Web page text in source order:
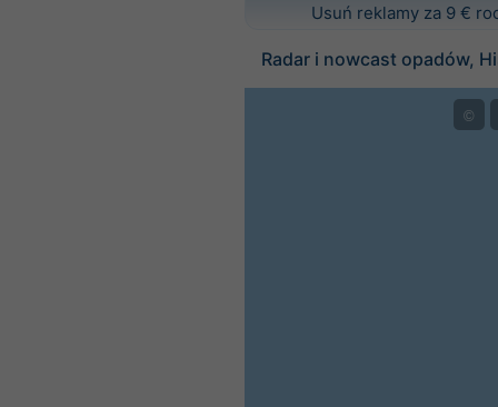
Usuń reklamy za 9 €
Radar i nowcast opadów,
©